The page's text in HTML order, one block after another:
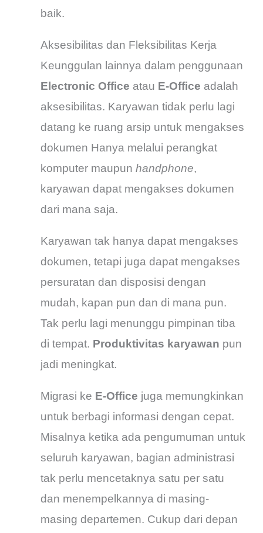
baik.
Aksesibilitas dan Fleksibilitas Kerja
Keunggulan lainnya dalam penggunaan
Electronic Office atau E-Office adalah
aksesibilitas. Karyawan tidak perlu lagi
datang ke ruang arsip untuk mengakses
dokumen Hanya melalui perangkat
komputer maupunhandphone,
karyawan dapat mengakses dokumen
dari mana saja.
Karyawan tak hanya dapat mengakses
dokumen, tetapi juga dapat mengakses
persuratan dan disposisi dengan
mudah, kapan pun dan di mana pun.
Tak perlu lagi menunggu pimpinan tiba
di tempat. Produktivitas karyawan pun
jadi meningkat.
Migrasi ke E-Office juga memungkinkan
untuk berbagi informasi dengan cepat.
Misalnya ketika ada pengumuman untuk
seluruh karyawan, bagian administrasi
tak perlu mencetaknya satu per satu
dan menempelkannya di masing-
masing departemen. Cukup dari depan